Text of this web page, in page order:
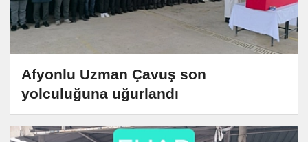
Afyonlu Uzman Çavuş son
yolculuğuna uğurlandı